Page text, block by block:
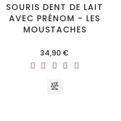
SOURIS DENT DE LAIT
AVEC PRÉNOM - LES
MOUSTACHES
Prix
34,90 €